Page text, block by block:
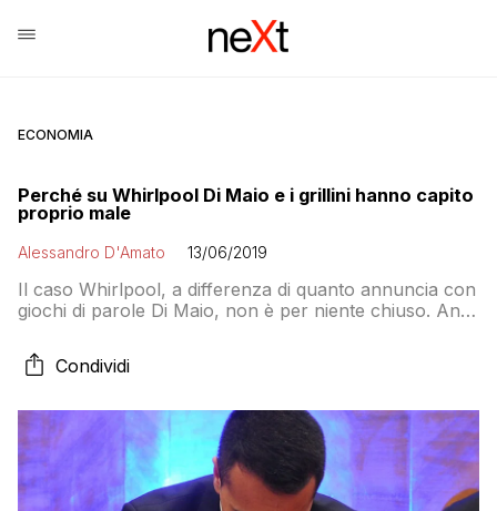
ECONOMIA
Perché su Whirlpool Di Maio e i grillini hanno capito
proprio male
Alessandro D'Amato 13/06/2019
Il caso Whirlpool, a differenza di quanto annuncia con
giochi di parole Di Maio, non è per niente chiuso. Anzi,
bene a spiegare la verità prima che una possibile
chiusura in negativo della trattativa si rivolga contro di
Condividi